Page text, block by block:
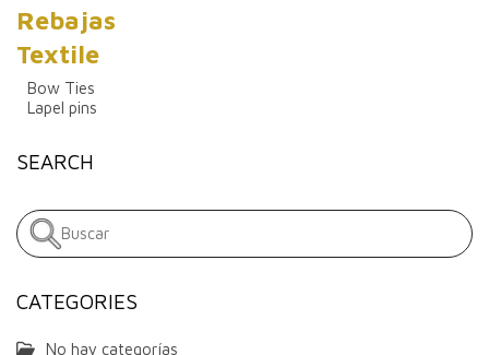
Rebajas
Textile
Bow Ties
Lapel pins
SEARCH
CATEGORIES
No hay categorías